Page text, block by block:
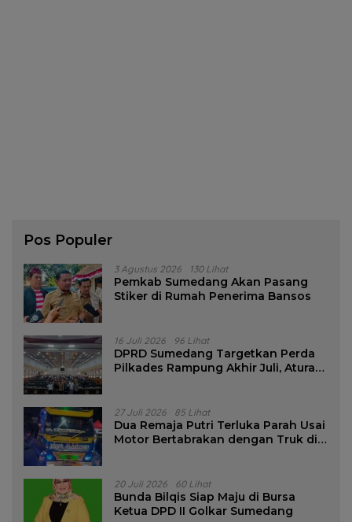
Pos Populer
3 Agustus 2026 130 Lihat
Pemkab Sumedang Akan Pasang
Stiker di Rumah Penerima Bansos
16 Juli 2026 96 Lihat
DPRD Sumedang Targetkan Perda
Pilkades Rampung Akhir Juli, Aturan
27 Juli 2026 85 Lihat
Dua Remaja Putri Terluka Parah Usai
Motor Bertabrakan dengan Truk di
20 Juli 2026 60 Lihat
Bunda Bilqis Siap Maju di Bursa
Ketua DPD II Golkar Sumedang